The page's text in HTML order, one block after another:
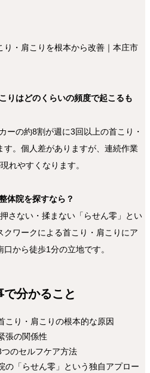
り・肩こりを根本から改善｜本庄市
りはどのくらいの頻度で起こるも
ーの約8割が週に3回以上の首こり・
す。個人差がありますが、連続作業
れやすくなります。
体院を探すなら？
さない・揉まない「らせん零」とい
クワークによる首こり・肩こりにア
から徒歩1分の立地です。
で分かること
こり・肩こりの根本的な原因
張の関係性
のセルフケア方法
の「らせん零」という独自アプロー